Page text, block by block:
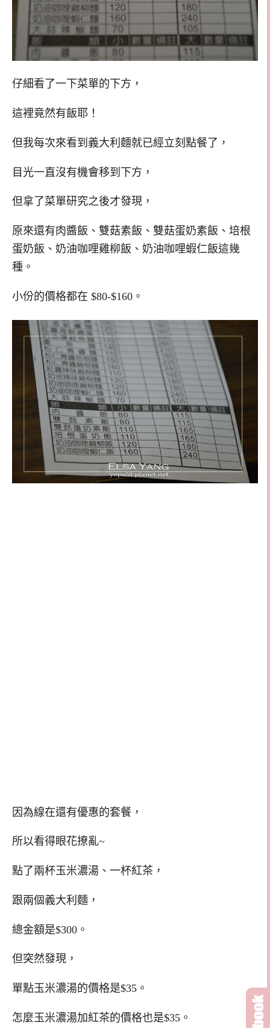
仔細看了一下菜單的下方，
這裡竟然有飯耶！
但我每次來看到義大利麵就已經立刻點餐了，
目光一直沒有機會移到下方，
但拿了菜單研究之後才發現，
原來還有肉醬飯、雙菇素飯、雙菇蛋奶素飯、培根
蛋奶飯、奶油咖哩雞柳飯、奶油咖哩蝦仁飯這幾
種。
小份的價格都在 $80-$160。
因為線在還有優惠的套餐，
所以看得眼花撩亂~
點了兩杯玉米濃湯、一杯紅茶，
跟兩個義大利麵，
總金額是$300。
但突然發現，
單點玉米濃湯的價格是$35。
怎麼玉米濃湯加紅茶的價格也是$35。